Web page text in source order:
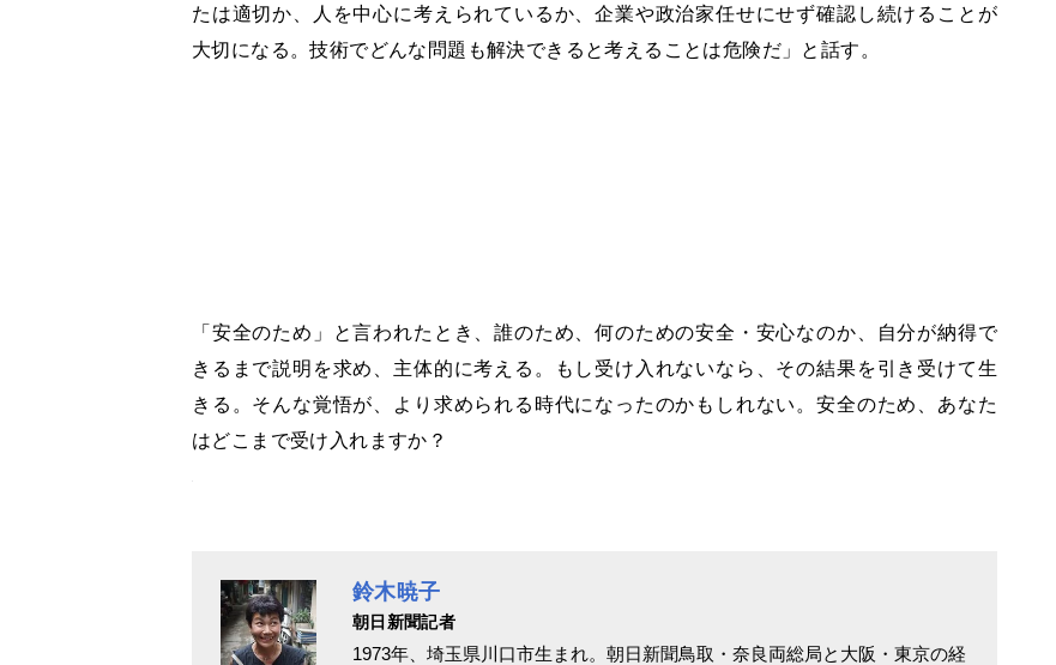
たは適切か、人を中心に考えられているか、企業や政治家任せにせず確認し続けることが
大切になる。技術でどんな問題も解決できると考えることは危険だ」と話す。
「安全のため」と言われたとき、誰のため、何のための安全・安心なのか、自分が納得で
きるまで説明を求め、主体的に考える。もし受け入れないなら、その結果を引き受けて生
きる。そんな覚悟が、より求められる時代になったのかもしれない。安全のため、あなた
はどこまで受け入れますか？
鈴木暁子
朝日新聞記者
1973年、埼玉県川口市生まれ。朝日新聞鳥取・奈良両総局と大阪・東京の経